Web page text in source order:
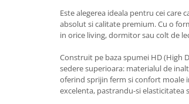
Este alegerea ideala pentru cei
absolut si calitate premium. Cu o
in orice living, dormitor sau colt de
Construit pe baza spumei HD (High
sedere superioara: materialul de
oferind sprijin ferm si confort moale
excelenta, pastrandu-si elasticitatea